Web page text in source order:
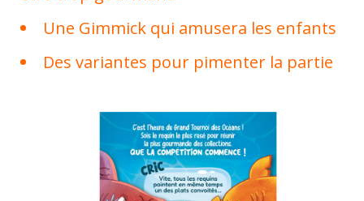
Une Gimmick qui amusera les enfants
Des variantes pour pimenter la partie